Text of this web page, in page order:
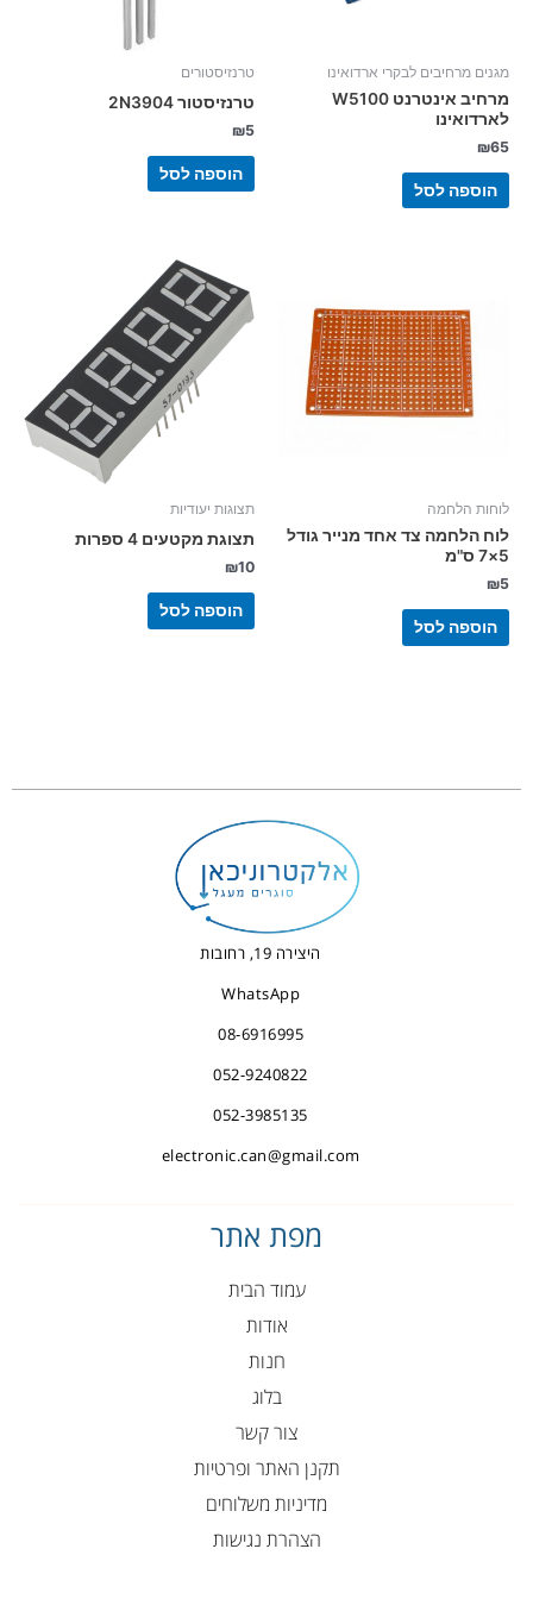
מגנים מרחיבים לבקרי ארדואינו
מרחיב אינטרנט W5100
לארדואינו
₪65
הוספה לסל
טרנזיסטורים
טרנזיסטור 2N3904
₪5
הוספה לסל
לוחות הלחמה
לוח הלחמה צד אחד מנייר גודל
5×7 ס"מ
₪5
הוספה לסל
תצוגות יעודיות
תצוגת מקטעים 4 ספרות
₪10
הוספה לסל
היצירה 19, רחובות
WhatsApp
08-6916995
052-9240822
052-3985135
electronic.can@gmail.com
מפת אתר
עמוד הבית
אודות
חנות
בלוג
צור קשר
תקנן האתר ופרטיות
מדיניות משלוחים
הצהרת נגישות